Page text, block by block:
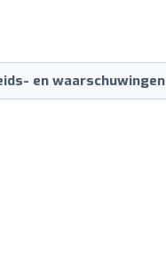
en waarschuwingen